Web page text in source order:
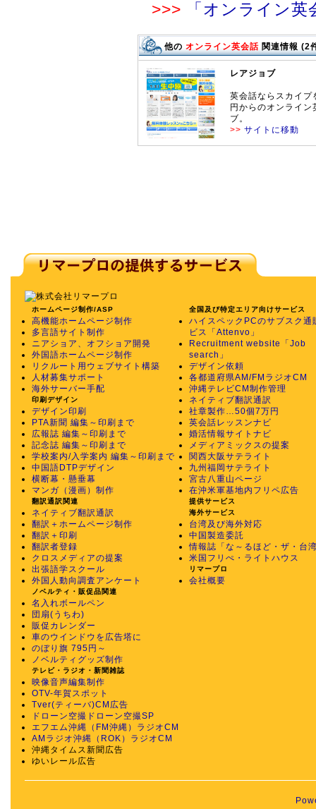
>>>
「オンライン
他の オンライン英会話 関連情報 (2
レアジョブ
英会話ならスカイ
円からのオンライン
ブ。
>> サイトに移動
ホームページ制作/ASP
高機能ホームページ制作
多言語サイト制作
ニアショア、オフショア開発
外国語ホームページ制作
リクルート用ウェブサイト構築
人材募集サポート
海外サーバー手配
印刷デザイン
デザイン印刷
PTA新聞 編集～印刷まで
広報誌 編集～印刷まで
記念誌 編集～印刷まで
学校案内/入学案内 編集～印刷まで
中国語DTPデザイン
横断幕・懸垂幕
マンガ（漫画）制作
翻訳通訳関連
ネイティブ翻訳通訳
翻訳＋ホームページ制作
翻訳＋印刷
翻訳者登録
クロスメディアの提案
出張語学スクール
外国人動向調査アンケート
ノベルティ・販促品関連
名入れボールペン
団扇(うちわ)
販促カレンダー
車のウインドウを広告塔に
のぼり旗 795円～
ノベルティグッズ制作
テレビ・ラジオ・新聞雑誌
映像音声編集制作
OTV-年賀スポット
Tver(ティーバ)CM広告
ドローン空撮 ドローン空撮SP
エフエム沖縄（FM沖縄）ラジオCM
AMラジオ沖縄（ROK）ラジオCM
沖縄タイムス新聞広告
ゆいレール広告
全国及び特定エリア向けサービス
ハイスペックPCのサブスク通
ビス「Attenvo」
Recruitment website「Job
search」
デザイン依頼
各都道府県AM/FMラジオCM
沖縄テレビCM制作管理
ネイティブ翻訳通訳
社章製作…50個7万円
英会話レッスンナビ
婚活情報サイトナビ
メディアミックスの提案
関西大阪サテライト
九州福岡サテライト
宮古八重山ページ
在沖米軍基地内フリペ広告
提供サービス
海外サービス
台湾及び海外対応
中国製造委託
情報誌「な～るほど・ザ・台
米国フリぺ・ライトハウス
リマープロ
会社概要